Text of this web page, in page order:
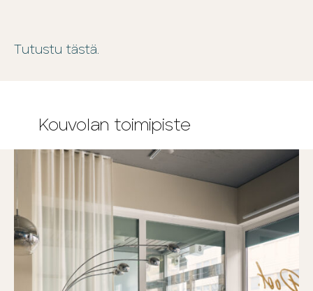
Tutustu tästä.
Kouvolan toimipiste